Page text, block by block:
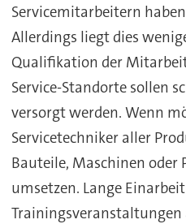
Servicemitarbeitern
Allerdings liegt dies
Qualifikation der
Service-Standorte sollen
versorgt werden. Wenn
Servicetechniker aller
Bauteile, Maschinen
umsetzen. Lange